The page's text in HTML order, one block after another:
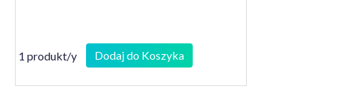
1 produkt/y Dodaj do Koszyka